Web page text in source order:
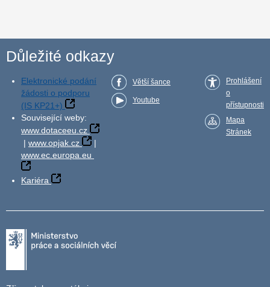
Důležité odkazy
Elektronické podání
žádosti o podporu
(IS KP21+)
Související weby:
www.dotaceeu.cz
| www.opjak.cz
|
www.ec.europa.eu
Kariéra
Větší šance
Youtube
Prohlášení
o
přístupnosti
Mapa
Stránek